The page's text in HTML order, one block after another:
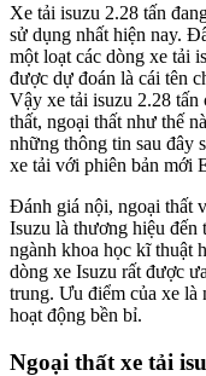
Xe tải isuzu 2.28 tấn
sử dụng nhất hiện nay.
một loạt các dòng xe tải
được dự đoán là cái tên
Vậy xe tải isuzu 2.28 tấn
thất, ngoại thất như thế
những thông tin sau đây
xe tải với phiên bản mới
Đánh giá nội, ngoại thất
Isuzu là thương hiệu
ngành khoa học kĩ thuật
dòng xe Isuzu rất được
trung. Ưu điểm của xe là
hoạt động bền bỉ.
Ngoại thất xe tải